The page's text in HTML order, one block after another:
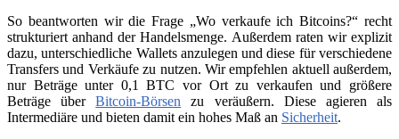
So beantworten wir die Frage „Wo verkaufe ich Bitcoins?“ recht
strukturiert anhand der Handelsmenge. Außerdem raten wir explizit
dazu, unterschiedliche Wallets anzulegen und diese für verschiedene
Transfers und Verkäufe zu nutzen. Wir empfehlen aktuell außerdem,
nur Beträge unter 0,1 BTC vor Ort zu verkaufen und größere
Beträge überBitcoin-Börsen zu veräußern. Diese agieren als
Intermediäre und bieten damit ein hohes Maß an Sicherheit.